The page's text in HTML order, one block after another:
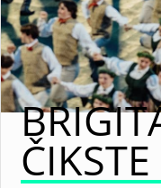
ČIKSTE